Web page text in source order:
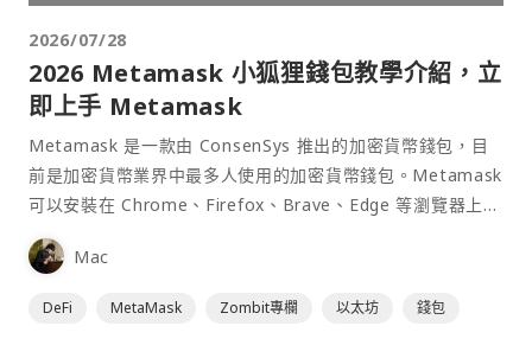
2026/07/28
2026 Metamask 小狐狸錢包教學介紹，立
即上手 Metamask
Metamask 是一款由 ConsenSys 推出的加密貨幣錢包，目
前是加密貨幣業界中最多人使用的加密貨幣錢包。Metamask
可以安裝在 Chrome、Firefox、Brave、Edge 等瀏覽器上作
為插件使用，具備許多功能且使用上非常方便。
Mac
DeFi MetaMask Zombit專欄 以太坊 錢包